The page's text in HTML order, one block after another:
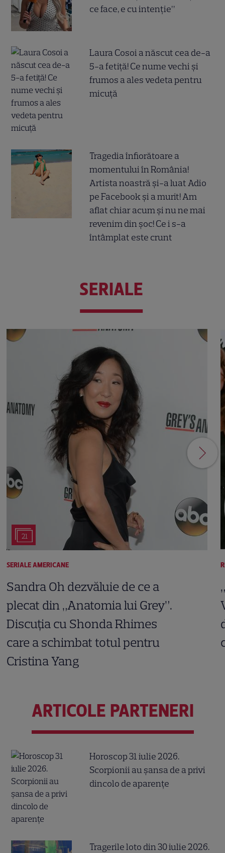
ce face, e cu intenție”
Laura Cosoi a născut cea de-a
5-a fetiță! Ce nume vechi și
frumos a ales vedeta pentru
micuță
Tragedia înfiorătoare a
momentului în România!
Artista noastră și-a luat Adio
pe Facebook și a murit! Am
aflat chiar acum și nu ne mai
revenim din șoc! Ce i s-a
întâmplat este crunt
SERIALE
21
SERIALE AMERICANE
Sandra Oh dezvăluie de ce a
plecat din „Anatomia lui Grey”.
Discuția cu Shonda Rhimes
care a schimbat totul pentru
Cristina Yang
ARTICOLE PARTENERI
Horoscop 31 iulie 2026.
Scorpionii au șansa de a privi
dincolo de aparențe
Tragerile loto din 30 iulie 2026.